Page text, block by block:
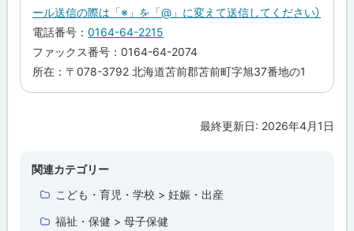
ール送信の際は「※」を「@」に変えて送信してください）
電話番号： 0164-64-2215
ファックス番号：0164-64-2074
所在：〒078-3792 北海道苫前郡苫前町字旭37番地の1
最終更新日: 2026年4月1日
関連カテゴリー
こども・育児・学校 > 妊娠・出産
福祉・保健 > 母子保健